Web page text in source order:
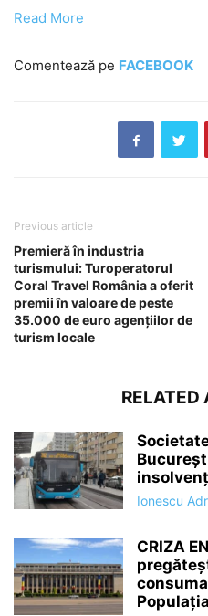
Read More
Comentează pe FACEBOOK
Previous article
Premieră în industria
turismului: Turoperatorul
Coral Travel România a oferit
premii în valoare de peste
35.000 de euro agențiilor de
turism locale
RELATED
Ionescu
CRIZA